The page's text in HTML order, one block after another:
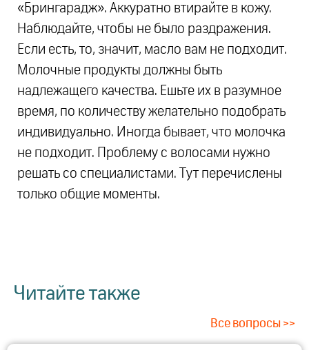
«Брингарадж». Аккуратно втирайте в кожу.
Наблюдайте, чтобы не было раздражения.
Если есть, то, значит, масло вам не подходит.
Молочные продукты должны быть
надлежащего качества. Ешьте их в разумное
время, по количеству желательно подобрать
индивидуально. Иногда бывает, что молочка
не подходит. Проблему с волосами нужно
решать со специалистами. Тут перечислены
только общие моменты.
Читайте также
Все вопросы >>